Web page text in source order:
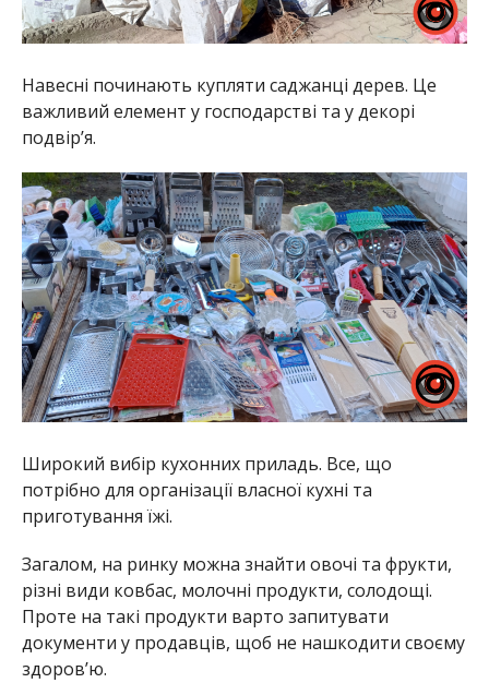
Навесні починають купляти саджанці дерев. Це
важливий елемент у господарстві та у декорі
подвір’я.
Широкий вибір кухонних приладь. Все, що
потрібно для організації власної кухні та
приготування їжі.
Загалом, на ринку можна знайти овочі та фрукти,
різні види ковбас, молочні продукти, солодощі.
Проте на такі продукти варто запитувати
документи у продавців, щоб не нашкодити своєму
здоров’ю.